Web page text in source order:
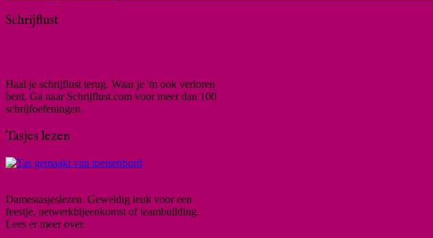
Schrijflust
Haal je schrijflust terug. Waar je 'm ook verloren
bent. Ga naar Schrijflust.com voor meer dan 100
schrijfoefeningen.
Tasjes lezen
Damestasjeslezen. Geweldig leuk voor een
feestje, netwerkbijeenkomst of teambuilding.
Lees er meer over.